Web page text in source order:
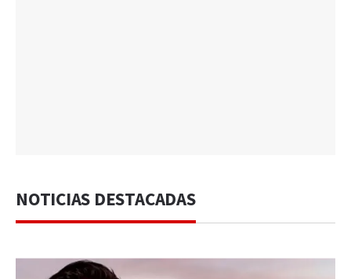
NOTICIAS DESTACADAS